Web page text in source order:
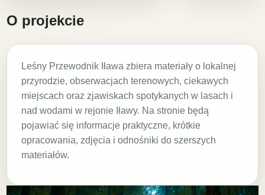
O projekcie
Leśny Przewodnik Iława zbiera materiały o lokalnej
przyrodzie, obserwacjach terenowych, ciekawych
miejscach oraz zjawiskach spotykanych w lasach i
nad wodami w rejonie Iławy. Na stronie będą
pojawiać się informacje praktyczne, krótkie
opracowania, zdjęcia i odnośniki do szerszych
materiałów.